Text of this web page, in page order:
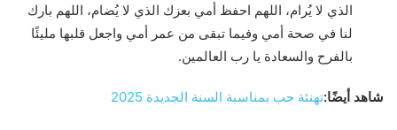
الذي لا يُرام، اللهم احفظ أمي بعزك الذي لا يُضام، اللهم بارك
لنا في صحة أمي وفيما تبقى من عمر أمي واجعل قلبها مليئًا
بالفرح والسعادة يا رب العالمين.
شاهد أيضًا:تهنئة حب بمناسبة السنة الجديدة 2025